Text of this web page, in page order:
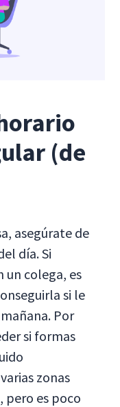
(de
asegúrate de
día. Si
un colega, es
si le
Por
si formas
zonas
pero es poco